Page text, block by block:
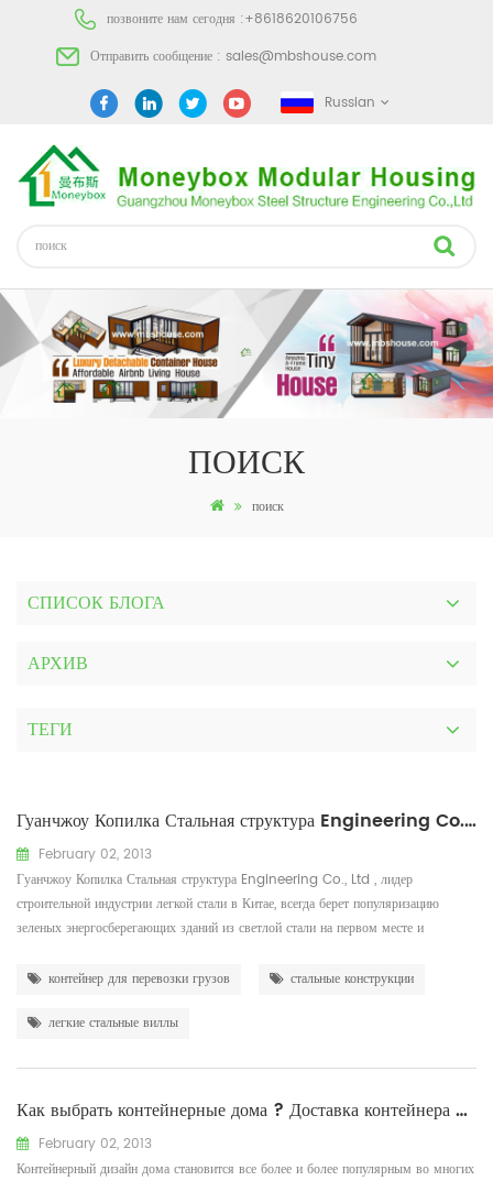
позвоните нам сегодня :+8618620106756
Отправить сообщение : sales@mbshouse.com
Russian
ПОИСК
поиск
СПИСОК БЛОГА
АРХИВ
ТЕГИ
Гуанчжоу Копилка Стальная структура Engineering Co., Ltd
February 02, 2013
Гуанчжоу Копилка Стальная структура Engineering Co., Ltd , лидер
строительной индустрии легкой стали в Китае, всегда берет популяризацию
зеленых энергосберегающих зданий из светлой стали на первом месте и
энергосберегающих зданий с легкой стальной структурой. С трудолюбивой
контейнер для перевозки грузов стальные конструкции
легкие стальные виллы
Как выбрать контейнерные дома ? Доставка контейнера или контейнер для префицев ?
February 02, 2013
Контейнерный дизайн дома становится все более и более популярным во многих